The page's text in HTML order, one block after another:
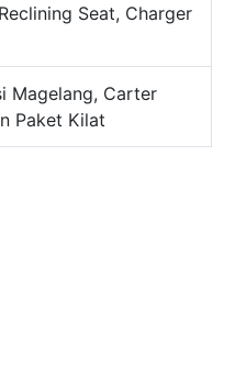
Seat, Charger
Magelang, Carter
Paket Kilat